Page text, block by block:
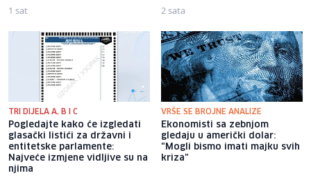
1 sat 2 sata
TRI DIJELA A, B I C
Pogledajte kako će izgledati
glasački listići za državni i
entitetske parlamente:
Najveće izmjene vidljive su na
njima
VRŠE SE BROJNE ANALIZE
Ekonomisti sa zebnjom
gledaju u američki dolar:
"Mogli bismo imati majku svih
kriza"